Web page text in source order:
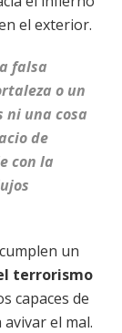
el exterior.
falsa
o un
ni una cosa
de
con la
un
terrorismo
capaces de
el mal.